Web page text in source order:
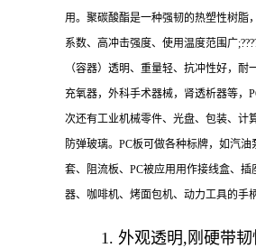
用。聚碳酸酯是一种强韧的热塑性树脂
系数、高冲击强度、使用温度范围广
（容器）透明、重量轻、抗冲性好，
充氧器，外科手术器械，肾透析器等，
次还有工业机械零件、光盘、包装、计
防弹玻璃。PC板可做各种标牌，如汽
套、阻流板、PC被应用用作接线盒、
器、咖啡机、烤面包机、动力工具的手
1. 外观透明,刚硬带